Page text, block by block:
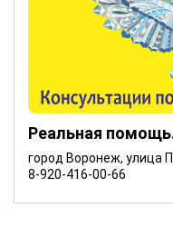
Реальная
город Воронеж, улица
8-920-416-00-66